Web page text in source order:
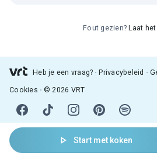
Start met koken
Fout gezien? Laat
Heb je een vraag? Privacybeleid
Cookies © 2026 VRT